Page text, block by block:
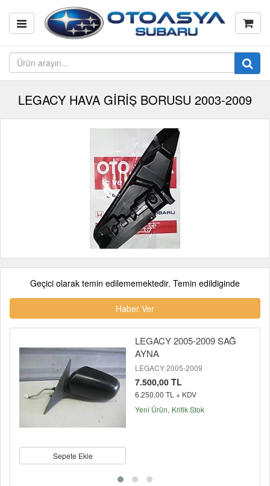
LEGACY HAVA GİRİŞ BORUSU 2003-2009
Geçici olarak temin edilememektedir. Temin edildiginde
Haber Ver
Sepete Ekle
LEGACY 2005-2009 SAĞ
AYNA
LEGACY 2005-2009
7.500,00 TL
6.250,00 TL + KDV
Yeni Ürün Kritik Stok